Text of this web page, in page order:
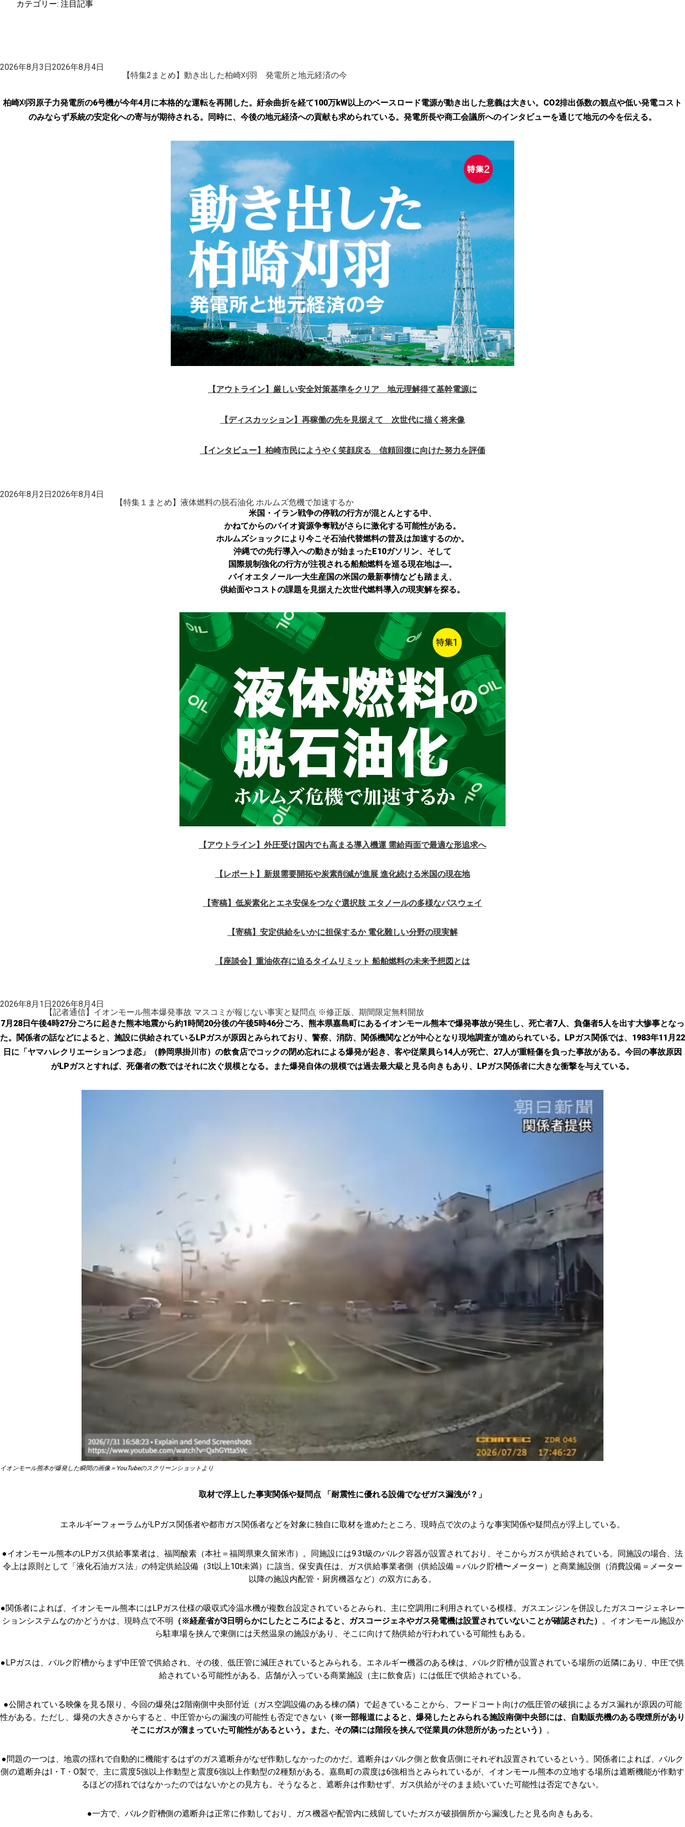
カテゴリー: 注目記事
投
2026年8月3日2026年8月4日
【特集2まとめ】動き出した柏崎刈羽 発電所と地元経済の今
柏崎刈羽原子力発電所の6号機が今年4月に本格的な運転を再開した。紆余曲折を経て100万kW以上のベースロード電源が動き出した意義は大きい。CO2排出係数の観点や低い発電コスト
のみならず系統の安定化への寄与が期待される。同時に、今後の地元経済への貢献も求められている。発電所長や商工会議所へのインタビューを通じて地元の今を伝える。
【アウトライン】厳しい安全対策基準をクリア 地元理解得て基幹電源に
【ディスカッション】再稼働の先を見据えて 次世代に描く将来像
【インタビュー】柏崎市民にようやく笑顔戻る 信頼回復に向けた努力を評価
投
2026年8月2日 2026年8月4日
【特集１まとめ】液体燃料の脱石油化 ホルムズ危機で加速するか
米国・イラン戦争の停戦の行方が混とんとする中、
かねてからのバイオ資源争奪戦がさらに激化する可能性がある。
ホルムズショックにより今こそ石油代替燃料の普及は加速するのか。
沖縄での先行導入への動きが始まったE10ガソリン、そして
国際規制強化の行方が注視される船舶燃料を巡る現在地は―。
バイオエタノール一大生産国の米国の最新事情なども踏まえ、
供給面やコストの課題を見据えた次世代燃料導入の現実解を探る。
【アウトライン】外圧受け国内でも高まる導入機運 需給両面で最適な形追求へ
【レポート】新規需要開拓や炭素削減が進展 進化続ける米国の現在地
【寄稿】低炭素化とエネ安保をつなぐ選択肢 エタノールの多様なパスウェイ
【寄稿】安定供給をいかに担保するか 電化難しい分野の現実解
【座談会】重油依存に迫るタイムリミット 船舶燃料の未来予想図とは
投
日:
2026年8月1日 2026年8月4日
【記者通信】イオンモール熊本爆発事故 マスコミが報じない事実と疑問点 ※修正版、期間限定無料開放
7月28日午後4時27分ごろに起きた熊本地震から約1時間20分後の午後5時46分ごろ、熊本県嘉島町にあるイオンモール熊本で爆発事故が発生し、死亡者7人、負傷者5人を出す大惨事となっ
た。関係者の話などによると、施設に供給されているLPガスが原因とみられており、警察、消防、関係機関などが中心となり現地調査が進められている。LPガス関係では、1983年11月22
日に「ヤマハレクリエーションつま恋」（静岡県掛川市）の飲食店でコックの閉め忘れによる爆発が起き、客や従業員ら14人が死亡、27人が重軽傷を負った事故がある。今回の事故原因
がLPガスとすれば、死傷者の数ではそれに次ぐ規模となる。また爆発自体の規模では過去最大級と見る向きもあり、LPガス関係者に大きな衝撃を与えている。
イオンモール熊本が爆発した瞬間の画像＝YouTubeのスクリーンショットより
取材で浮上した事実関係や疑問点 「耐震性に優れる設備でなぜガス漏洩が？」
エネルギーフォーラムがLPガス関係者や都市ガス関係者などを対象に独自に取材を進めたところ、現時点で次のような事実関係や疑問点が浮上している。
●イオンモール熊本のLPガス供給事業者は、福岡酸素（本社＝福岡県東久留米市）。同施設には9.3t級のバルク容器が設置されており、そこからガスが供給されている。同施設の場合、法
令上は原則として「液化石油ガス法」の特定供給設備（3t以上10t未満）に該当。保安責任は、ガス供給事業者側（供給設備＝バルク貯槽〜メーター）と商業施設側（消費設備＝メーター
以降の施設内配管・厨房機器など）の双方にある。
●関係者によれば、イオンモール熊本にはLPガス仕様の吸収式冷温水機が複数台設定されているとみられ、主に空調用に利用されている模様。ガスエンジンを併設したガスコージェネレー
ションシステムなのかどうかは、現時点で不明 （※経産省が3日明らかにしたところによると、ガスコージェネやガス発電機は設置されていないことが確認された） 。イオンモール施設か
ら駐車場を挟んで東側には天然温泉の施設があり、そこに向けて熱供給が行われている可能性もある。
●LPガスは、バルク貯槽からまず中圧管で供給され、その後、低圧管に減圧されているとみられる。エネルギー機器のある棟は、バルク貯槽が設置されている場所の近隣にあり、中圧で供
給されている可能性がある。店舗が入っている商業施設（主に飲食店）には低圧で供給されている。
●公開されている映像を見る限り、今回の爆発は2階南側中央部付近（ガス空調設備のある棟の隣）で起きていることから、フードコート向けの低圧管の破損によるガス漏れが原因の可能
性がある。ただし、爆発の大きさからすると、中圧管からの漏洩の可能性も否定できない （※一部報道によると、爆発したとみられる施設南側中央部には、自動販売機のある喫煙所があり
そこにガスが溜まっていた可能性があるという。また、その隣には階段を挟んで従業員の休憩所があったという） 。
●問題の一つは、地震の揺れで自動的に機能するはずのガス遮断弁がなぜ作動しなかったのかだ。遮断弁はバルク側と飲食店側にそれぞれ設置されているという。関係者によれば、バルク
側の遮断弁はI・T・O製で、主に震度5強以上作動型と震度6強以上作動型の2種類がある。嘉島町の震度は6強相当とみられているが、イオンモール熊本の立地する場所は遮断機能が作動す
るほどの揺れではなかったのではないかとの見方も。そうなると、遮断弁は作動せず、ガス供給がそのまま続いていた可能性は否定できない。
●一方で、バルク貯槽側の遮断弁は正常に作動しており、ガス機器や配管内に残留していたガスが破損個所から漏洩したと見る向きもある。